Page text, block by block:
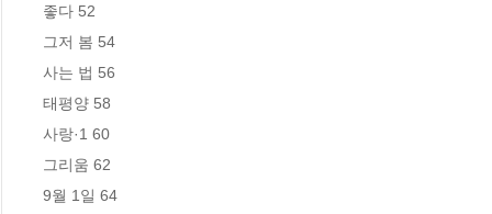
좋다 52
그저 봄 54
사는 법 56
태평양 58
사랑·1 60
그리움 62
9월 1일 64